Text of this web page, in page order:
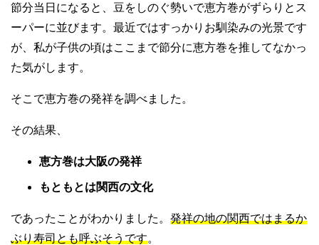
節分当日になると、豆をしのぐ勢いで恵方巻がずらりとス
ーパーに並びます。最近ではすっかりお馴染みの光景です
が、私が子供の頃はここまで節分に恵方巻を推してなかっ
た気がします。
そこで恵方巻の発祥を調べました。
その結果、
恵方巻は大阪の発祥
もともとは関西の文化
であったことがわかりました。 発祥の地の関西ではまるか
ぶり寿司とも呼ぶそうです。